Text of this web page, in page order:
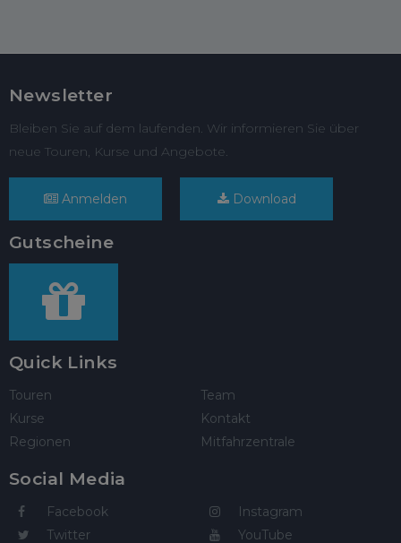
Newsletter
Bleiben Sie auf dem laufenden. Wir informieren Sie über
neue Touren, Kurse und Angebote.
Anmelden Download
Gutscheine
Quick Links
Touren
Kurse
Regionen
Team
Kontakt
Mitfahrzentrale
Social Media
Facebook
Twitter
Instagram
YouTube